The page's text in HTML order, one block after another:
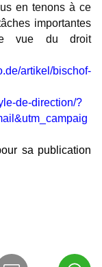
en tenons à ce
importantes
vue du droit
artikel/bischof-
de-direction/?
sa publication